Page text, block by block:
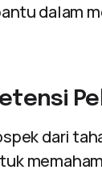
dalam
dari